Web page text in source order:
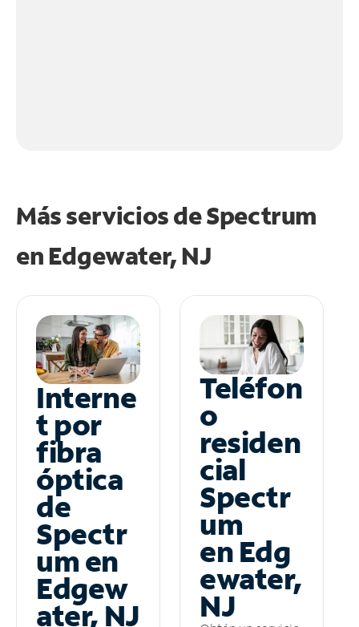
Más servicios de Spectrum
en Edgewater, NJ
Interne
t por
fibra
óptica
de
Spectr
um en
Edgew
ater, NJ
Teléfon
o
residen
cial
Spectr
um
en Edg
ewater,
NJ